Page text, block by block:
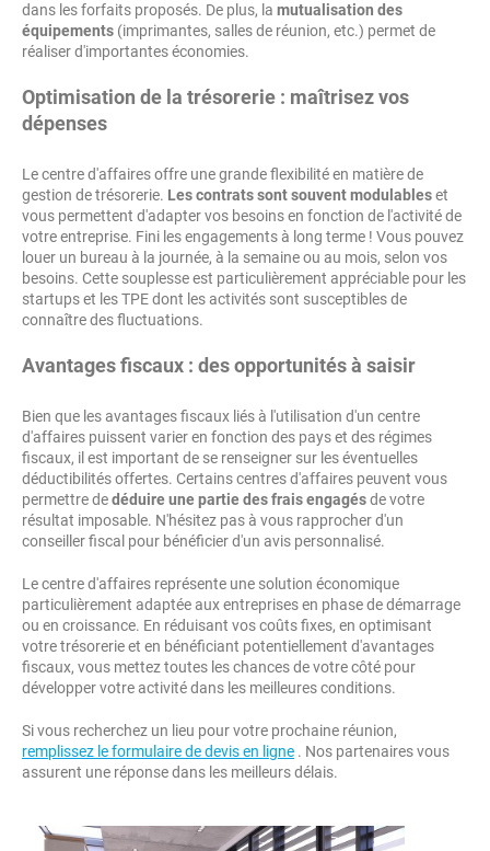
dans les forfaits proposés. De plus, la mutualisation des
équipements (imprimantes, salles de réunion, etc.) permet de
réaliser d'importantes économies.
Optimisation de la trésorerie : maîtrisez vos
dépenses
Le centre d'affaires offre une grande flexibilité en matière de
gestion de trésorerie. Les contrats sont souvent modulableset
vous permettent d'adapter vos besoins en fonction de l'activité de
votre entreprise. Fini les engagements à long terme ! Vous pouvez
louer un bureau à la journée, à la semaine ou au mois, selon vos
besoins. Cette souplesse est particulièrement appréciable pour les
startups et les TPE dont les activités sont susceptibles de
connaître des fluctuations.
Avantages fiscaux : des opportunités à saisir
Bien que les avantages fiscaux liés à l'utilisation d'un centre
d'affaires puissent varier en fonction des pays et des régimes
fiscaux, il est important de se renseigner sur les éventuelles
déductibilités offertes. Certains centres d'affaires peuvent vous
permettre dedéduire une partie des frais engagésde votre
résultat imposable. N'hésitez pas à vous rapprocher d'un
conseiller fiscal pour bénéficier d'un avis personnalisé.
Le centre d'affaires représente une solution économique
particulièrement adaptée aux entreprises en phase de démarrage
ou en croissance. En réduisant vos coûts fixes, en optimisant
votre trésorerie et en bénéficiant potentiellement d'avantages
fiscaux, vous mettez toutes les chances de votre côté pour
développer votre activité dans les meilleures conditions.
Si vous recherchez un lieu pour votre prochaine réunion,
remplissez le formulaire de devis en ligne . Nos partenaires vous
assurent une réponse dans les meilleurs délais.